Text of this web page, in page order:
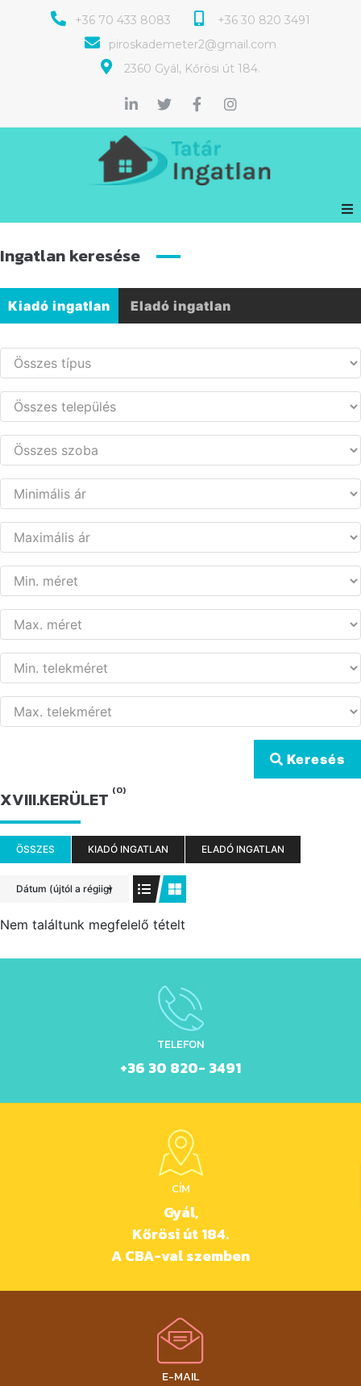
+36 70 433 8083
+36 30 820 3491
piroskademeter2@gmail.com
2360 Gyál, Kőrösi út 184.
Ingatlan keresése
Kiadó ingatlan Eladó ingatlan
Keresés
XVIII.KERÜLET (0)
ÖSSZES KIADÓ INGATLAN ELADÓ INGATLAN
Dátum (újtól a régiig)
Nem találtunk megfelelő tételt
TELEFON
+36 30 820- 3491
CÍM
Gyál,
Kőrösi út 184.
A CBA-val szemben
E-MAIL